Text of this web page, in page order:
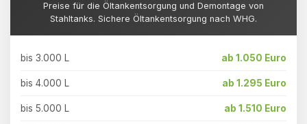
Preise für die Öltankentsorgung und Demontage von
Stahltanks. Sichere Öltankentsorgung nach WHG.
bis 3.000 L ab 1.050 Euro
bis 4.000 L ab 1.295 Euro
bis 5.000 L ab 1.510 Euro